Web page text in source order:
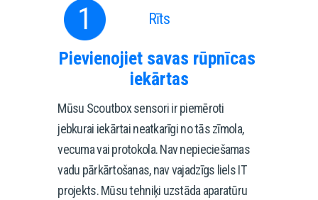
Rīts
Pievienojiet savas rūpnīcas
iekārtas
Mūsu Scoutbox sensori ir piemēroti
jebkurai iekārtai neatkarīgi no tās zīmola,
vecuma vai protokola. Nav nepieciešamas
vadu pārkārtošanas, nav vajadzīgs liels IT
projekts. Mūsu tehniķi uzstāda aparatūru